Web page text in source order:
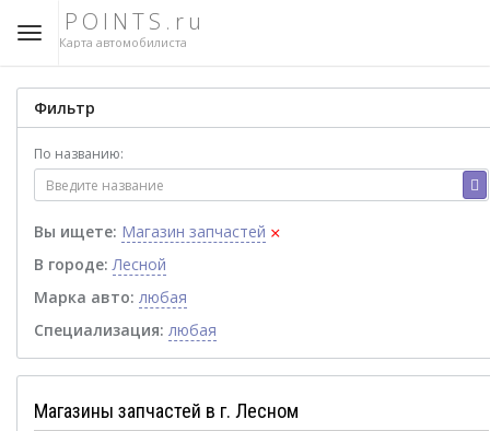
POINTS.ru
Карта автомобилиста
Фильтр
По названию:
Вы ищете: Магазин запчастей ×
В городе: Лесной
Марка авто: любая
Специализация: любая
Магазины запчастей в г. Лесном